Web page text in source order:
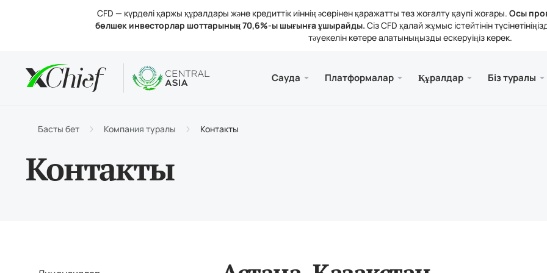
CFD — күрделі қаржы құралдары және кредиттік иіннің әсерінен қаражатты тез жоғалту қаупі жоғары. Осы
бөлшек инвесторлар шоттарының 70,6%-ы шығынға ұшырайды. Сіз CFD қалай жұмыс істейтінін
тәуекелін көтере алатыныңызды ескеруіңіз керек.
Сауда
Сауда құралдары
Платформалар
Үстелдік және веб.
MetaTrader 5 Веб-терминалы
Құралдар
Аналитика
Пайыздық мөлшерлемелер
Біз туралы
Компания туралы
Компания жаңалықтары
Басты бет Компания туралы Контакты
Контакты